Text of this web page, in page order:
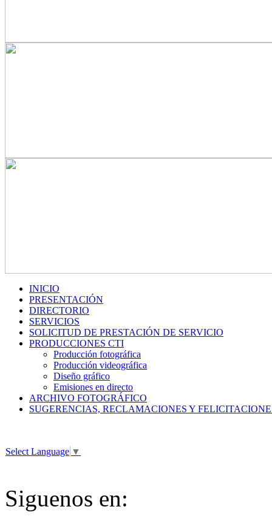
INICIO
PRESENTACIÓN
DIRECTORIO
SERVICIOS
SOLICITUD DE PRESTACIÓN DE SERVICIO
PRODUCCIONES CTI
Producción fotográfica
Producción videográfica
Diseño gráfico
Emisiones en directo
ARCHIVO FOTOGRÁFICO
SUGERENCIAS, RECLAMACIONES Y
Select Language ▼
Siguenos en: